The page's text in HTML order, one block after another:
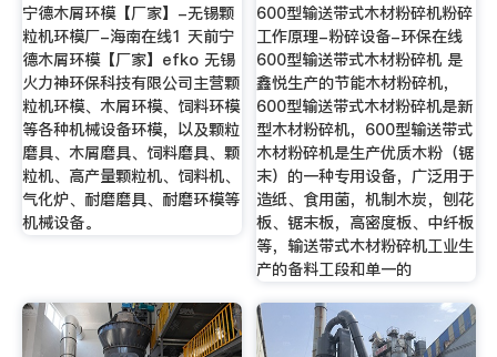
宁德木屑环模【厂家】-无锡颗
粒机环模厂-海南在线1 天前宁
德木屑环模【厂家】efko 无锡
火力神环保科技有限公司主营颗
粒机环模、木屑环模、饲料环模
等各种机械设备环模，以及颗粒
磨具、木屑磨具、饲料磨具、颗
粒机、高产量颗粒机、饲料机、
气化炉、耐磨磨具、耐磨环模等
机械设备。
600型输送带式木材粉碎机粉碎
工作原理-粉碎设备-环保在线
600型输送带式木材粉碎机 是
鑫悦生产的节能木材粉碎机，
600型输送带式木材粉碎机是新
型木材粉碎机，600型输送带式
木材粉碎机是生产优质木粉（锯
末）的一种专用设备，广泛用于
造纸、食用菌，机制木炭，刨花
板、锯末板，高密度板、中纤板
等，输送带式木材粉碎机工业生
产的备料工段和单一的